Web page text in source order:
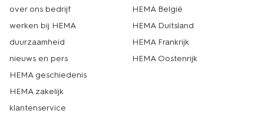
over ons bedrijf
werken bij HEMA
duurzaamheid
nieuws en pers
HEMA geschiedenis
HEMA zakelijk
klantenservice
HEMA België
HEMA Duitsland
HEMA Frankrijk
HEMA Oostenrijk